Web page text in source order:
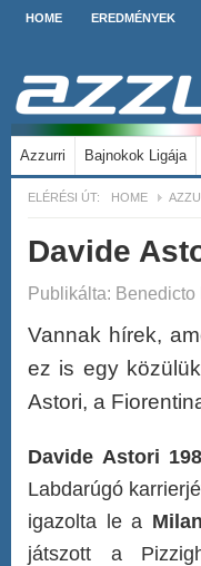
HOME EREDMÉNYEK
Azzurri Bajnokok Ligája
ELÉRÉSI ÚT: HOME
Davide
Publikálta: Benedicto
Vannak hírek,
ez is egy
Astori, a
Davide Astori
Labdarúgó
igazolta le a Milan
játszott a